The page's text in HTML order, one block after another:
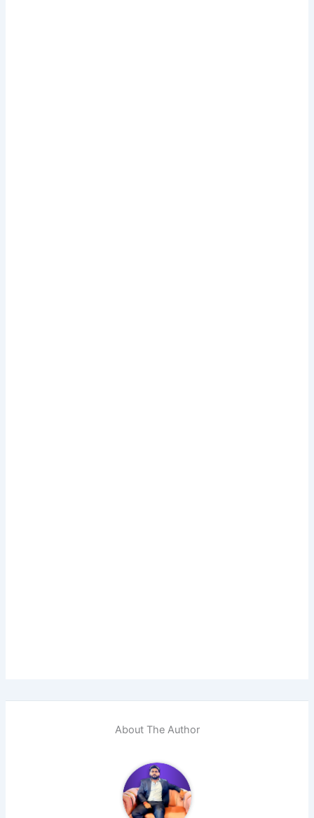
About The Author